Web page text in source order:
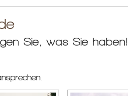
Sie, was Sie haben!